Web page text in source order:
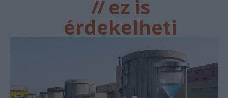
//ez is
érdekelheti